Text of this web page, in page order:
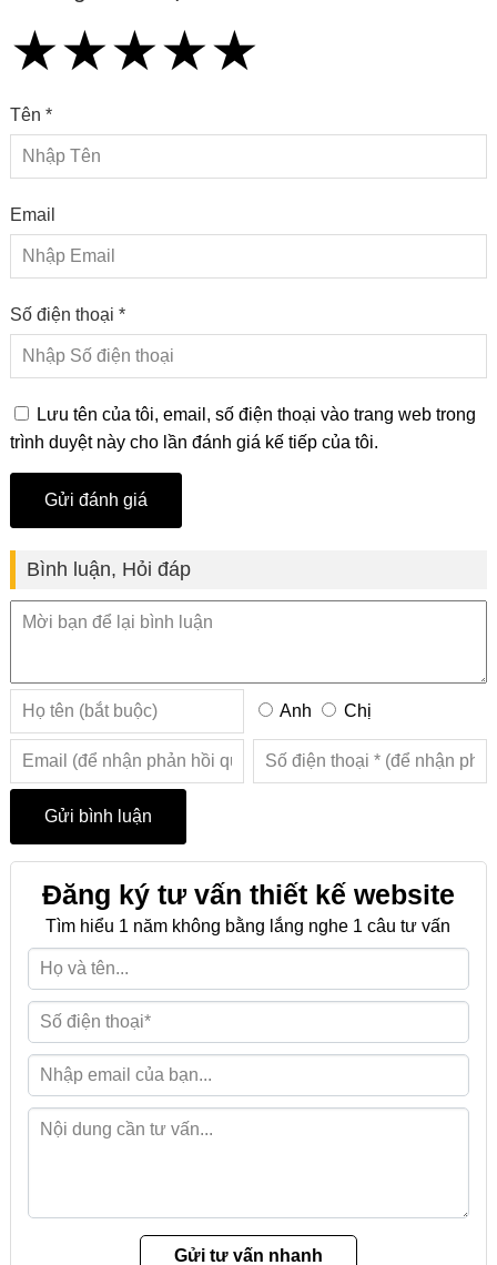
★
★★
★★★
★★★★
★★★★★
Tên *
Email
Số điện thoại *
Lưu tên của tôi, email, số điện thoại vào trang web trong
trình duyệt này cho lần đánh giá kế tiếp của tôi.
Bình luận, Hỏi đáp
Anh Chị
Đăng ký tư vấn thiết kế website
Tìm hiểu 1 năm không bằng lắng nghe 1 câu tư vấn